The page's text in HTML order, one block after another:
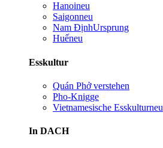
Hanoineu
Saigonneu
Nam ĐịnhUrsprung
Huếneu
Esskultur
Quán Phở verstehen
Pho-Knigge
Vietnamesische Esskulturneu
In DACH